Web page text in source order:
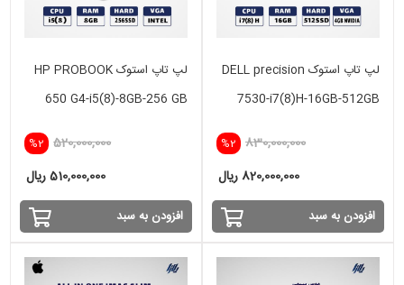
لپ تاپ استوک DELL precision
7530-i7(8)H-16GB-512GB
%2 830,000,000
820,000,000 ریال
افزودن به سبد
لپ تاپ استوک HP PROBOOK
650 G4-i5(8)-8GB-256 GB
%2 520,000,000
510,000,000 ریال
افزودن به سبد